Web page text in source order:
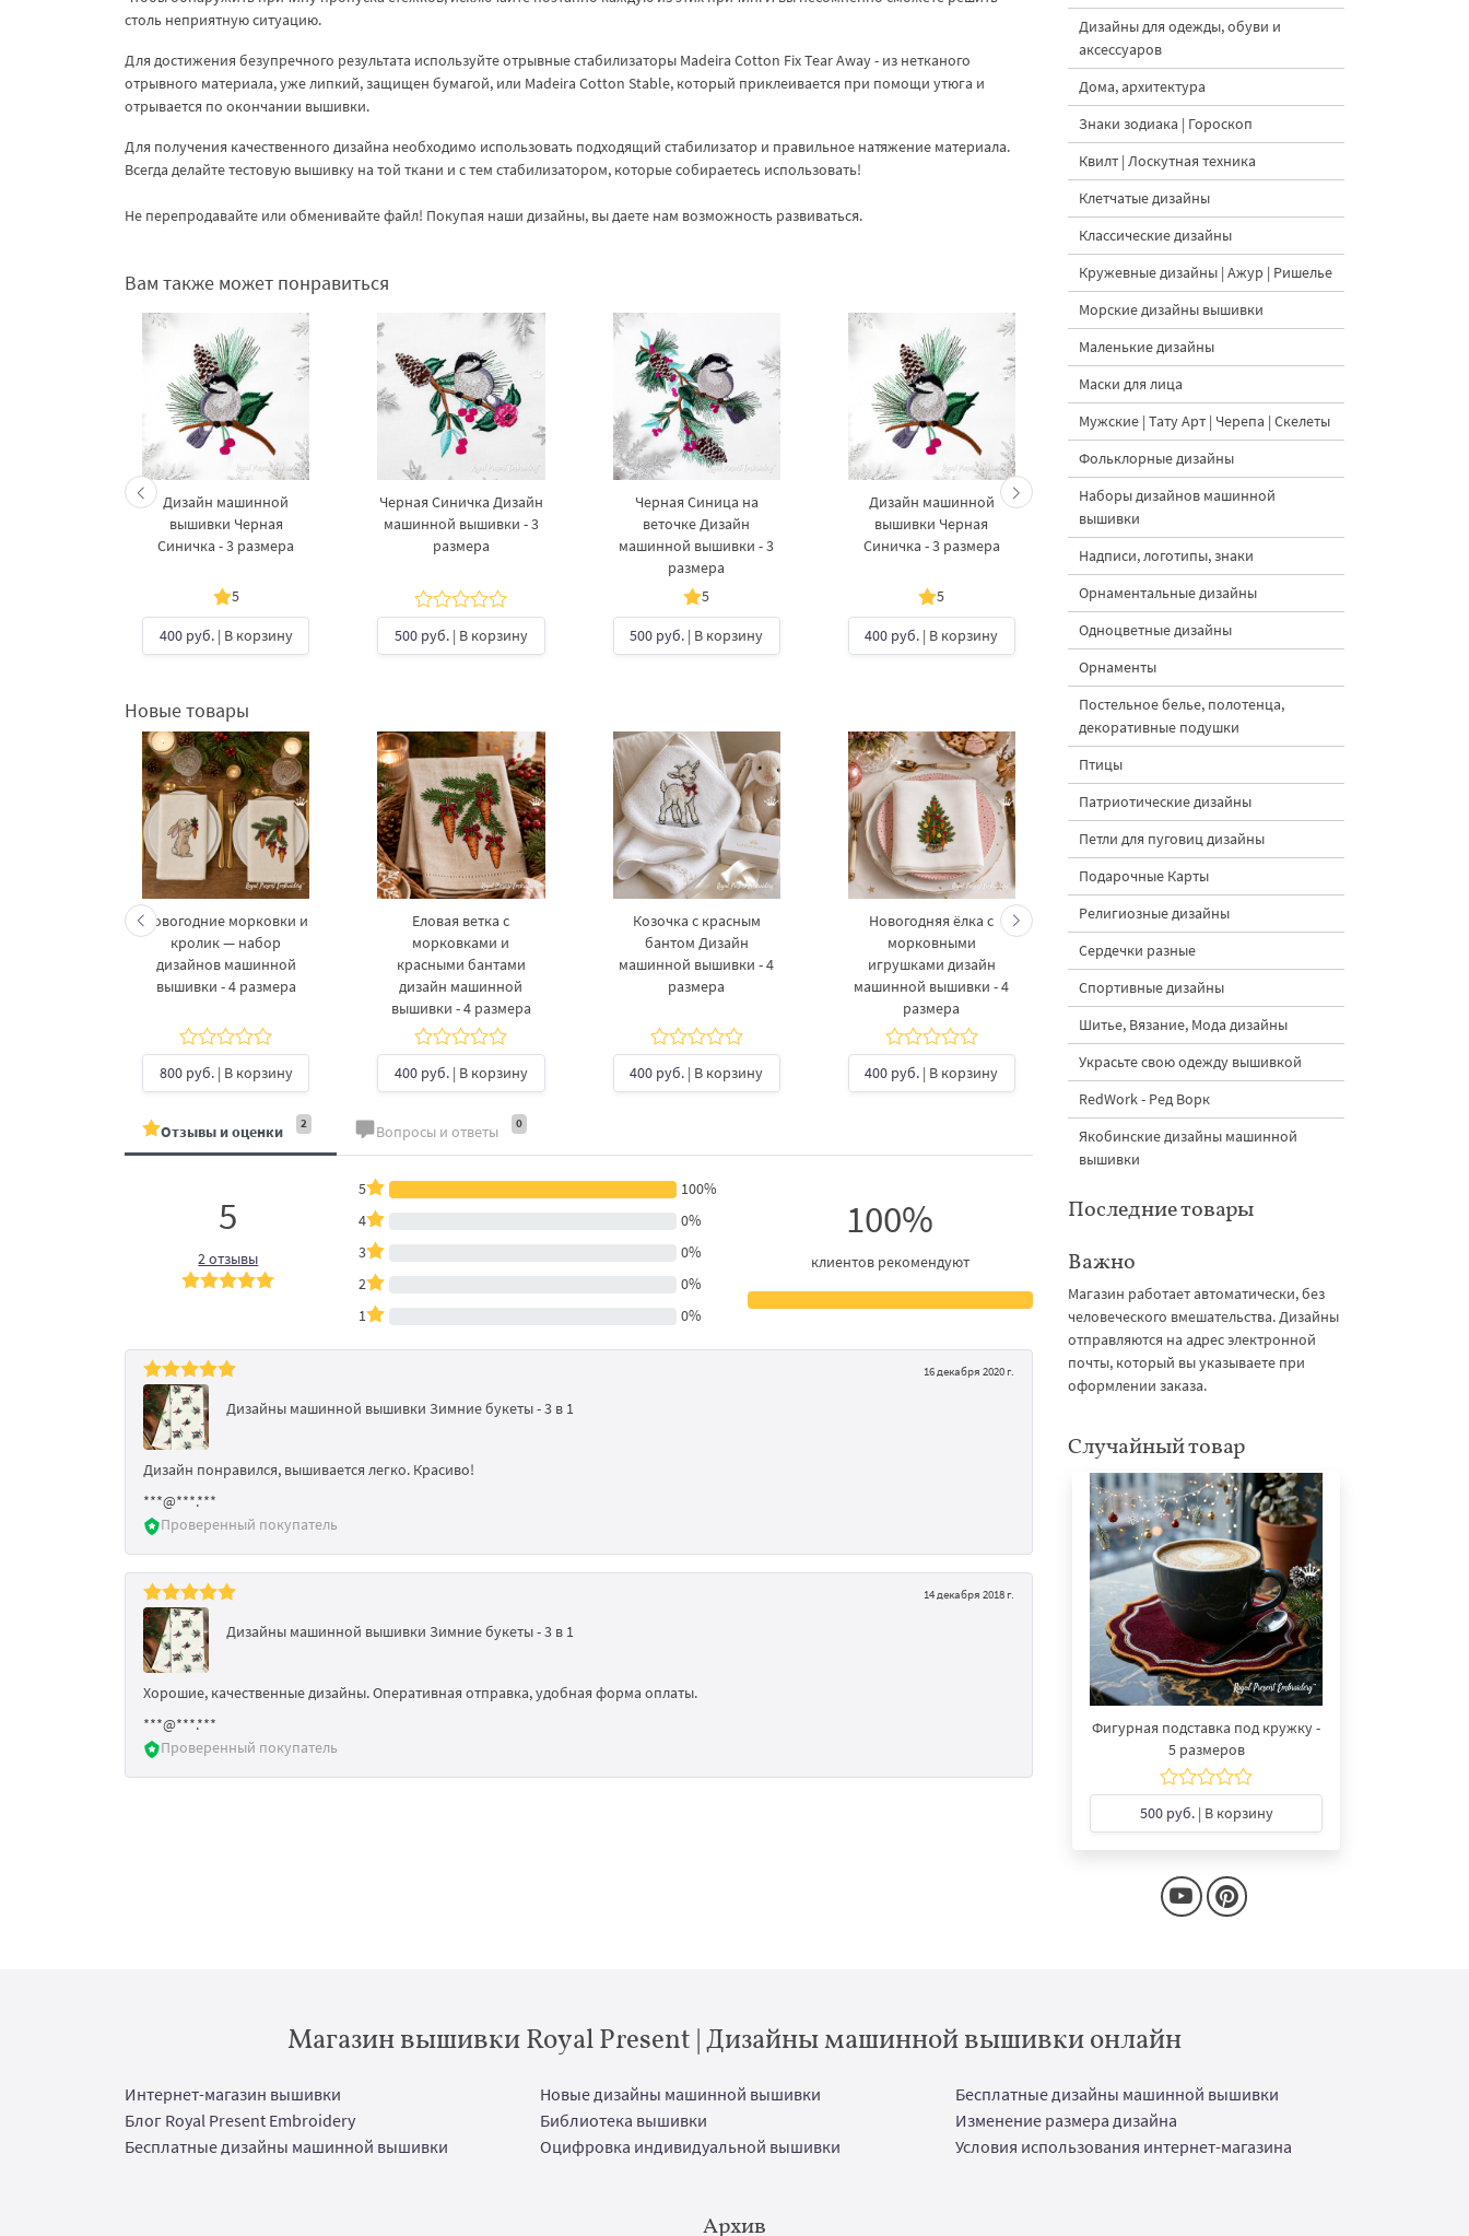
столь неприятную ситуацию.
Для достижения безупречного результата используйте отрывные стабилизаторы Madeira Cotton Fix Tear Away - из нетканого
отрывного материала, уже липкий, защищен бумагой, или Madeira Cotton Stable, который приклеивается при помощи утюга и
отрывается по окончании вышивки.
Для получения качественного дизайна необходимо использовать подходящий стабилизатор и правильное натяжение материала.
Всегда делайте тестовую вышивку на той ткани и с тем стабилизатором, которые собираетесь использовать!
Не перепродавайте или обменивайте файл! Покупая наши дизайны, вы даете нам возможность развиваться.
Вам также может понравиться
Дизайн машинной
вышивки Черная
Синичка - 3 размера
5
400 руб.| В корзину
Черная Синичка Дизайн
машинной вышивки - 3
размера
500 руб.| В корзину
Черная Синица на
веточке Дизайн
машинной вышивки - 3
размера
5
500 руб. | В корзину
Дизайн машинной
вышивки Черная
Синичка - 3 размера
5
400 руб. | В корзину
Черная Синичка Дизайн
машинной вышивки - 3
500 руб.| В корзину
Новые товары
Новогодние морковки и
кролик — набор
дизайнов машинной
вышивки - 4 размера
800 руб.| В корзину
Еловая ветка с
морковками и
красными бантами
дизайн машинной
вышивки - 4 размера
400 руб.| В корзину
Козочка с красным
бантом Дизайн
машинной вышивки - 4
размера
400 руб. | В корзину
Новогодняя ёлка с
морковными
игрушками дизайн
машинной вышивки - 4
размера
400 руб. | В корзину
Кролик украшает ёлку
машинной вышивки - 3
размера
500 руб.| В корзину
подвесками на елке
вышивки - 3
Отзывы и оценки 2 Вопросы и ответы 0
5
2 отзывы
5
100%
4
0%
3
0%
2
0%
1
0%
100%
клиентов рекомендуют
16 декабря 2020 г.
Дизайны машинной вышивки Зимние букеты - 3 в 1
Дизайн понравился, вышивается легко. Красиво!
***@***.***
Проверенный покупатель
14 декабря 2018 г.
Дизайны машинной вышивки Зимние букеты - 3 в 1
Хорошие, качественные дизайны. Оперативная отправка, удобная форма оплаты.
***@***.***
Проверенный покупатель
Дизайны для одежды, обуви и
аксессуаров
Дома, архитектура
Знаки зодиака | Гороскоп
Квилт | Лоскутная техника
Клетчатые дизайны
Классические дизайны
Кружевные дизайны | Ажур | Ришелье
Морские дизайны вышивки
Маленькие дизайны
Маски для лица
Мужские | Тату Арт | Черепа | Скелеты
Фольклорные дизайны
Наборы дизайнов машинной
вышивки
Надписи, логотипы, знаки
Орнаментальные дизайны
Одноцветные дизайны
Орнаменты
Постельное белье, полотенца,
декоративные подушки
Птицы
Патриотические дизайны
Петли для пуговиц дизайны
Подарочные Карты
Религиозные дизайны
Сердечки разные
Спортивные дизайны
Шитье, Вязание, Мода дизайны
Украсьте свою одежду вышивкой
RedWork - Ред Ворк
Якобинские дизайны машинной
вышивки
Последние товары
Важно
Магазин работает автоматически, без
человеческого вмешательства. Дизайны
отправляются на адрес электронной
почты, который вы указываете при
оформлении заказа.
Случайный товар
Фигурная подставка под кружку -
5 размеров
500 руб.| В корзину
Магазин вышивки Royal Present | Дизайны машинной вышивки онлайн
Интернет-магазин вышивки Новые дизайны машинной вышивки
Бесплатные дизайны машинной вышивки
Блог Royal Present Embroidery
Библиотека вышивки
Изменение размера дизайна
Бесплатные дизайны машинной вышивки
Оцифровка индивидуальной вышивки Условия использования интернет-магазина
Архив